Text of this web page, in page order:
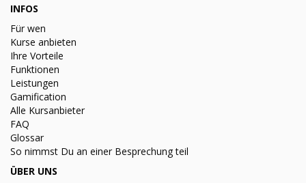
INFOS
Für wen
Kurse anbieten
Ihre Vorteile
Funktionen
Leistungen
Gamification
Alle Kursanbieter
FAQ
Glossar
So nimmst Du an einer Besprechung teil
ÜBER UNS